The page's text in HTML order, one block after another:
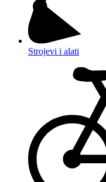
Strojevi i alati